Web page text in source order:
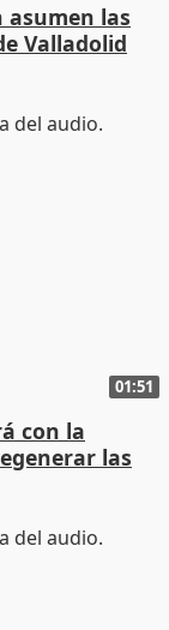
asumen las
Valladolid
01:51
con la
las